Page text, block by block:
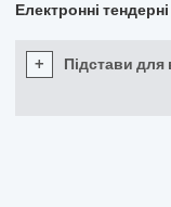
Електронні
+ Підстави для